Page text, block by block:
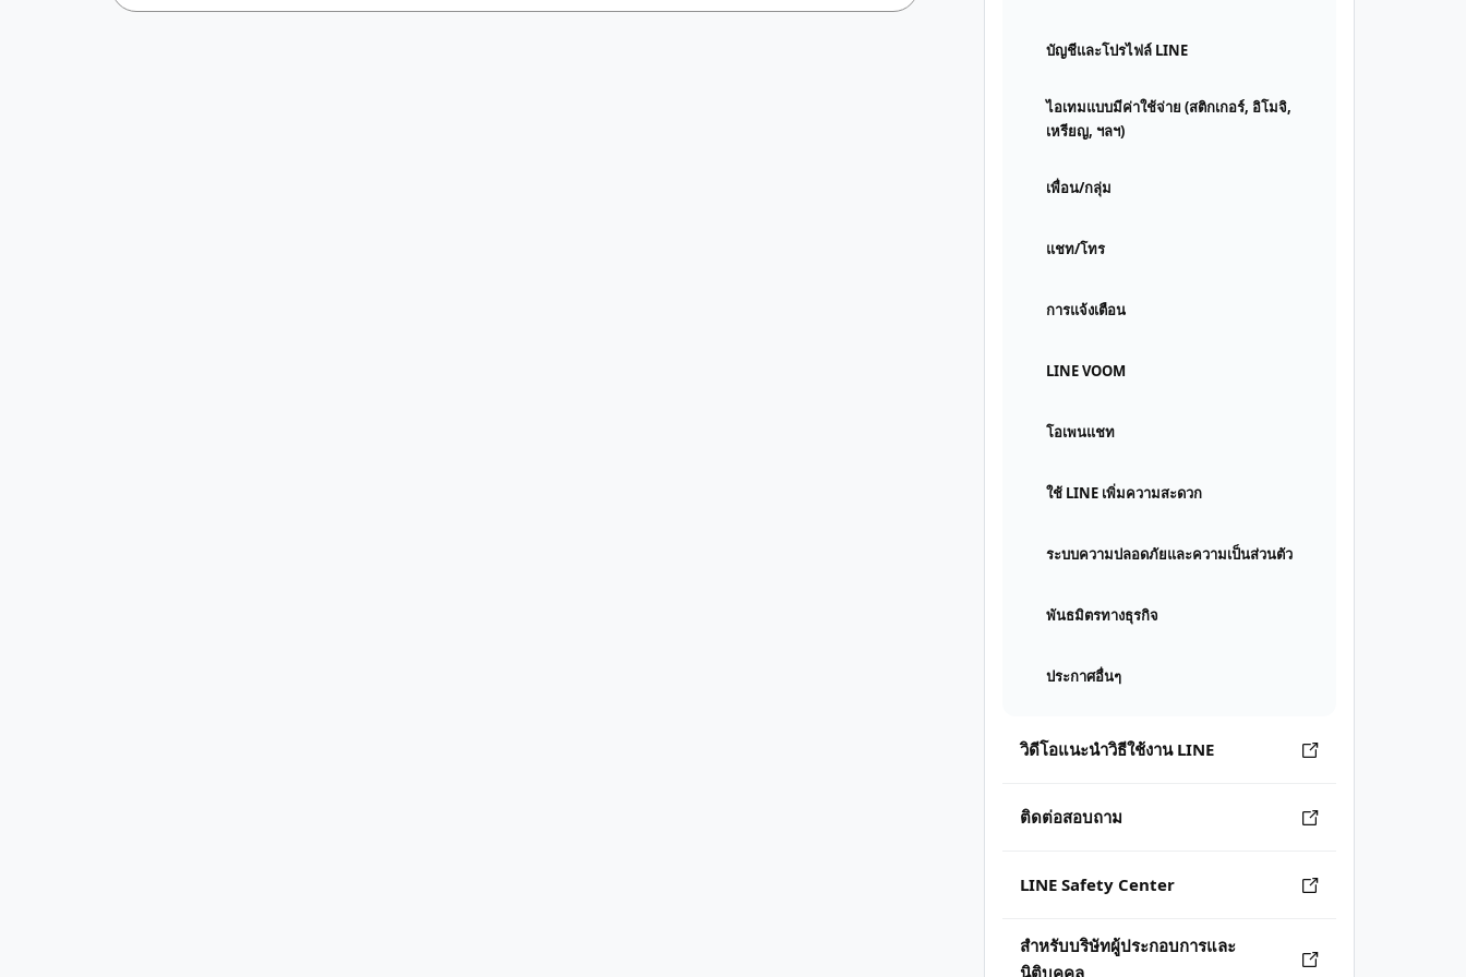
บัญชีและโปรไฟล์ LINE
ไอเทมแบบมีค่าใช้จ่าย (สติกเกอร์, อิโมจิ,
เหรียญ, ฯลฯ)
เพื่อน/กลุ่ม
แชท/โทร
การแจ้งเตือน
LINE VOOM
โอเพนแชท
ใช้ LINE เพิ่มความสะดวก
ระบบความปลอดภัยและความเป็นส่วนตัว
พันธมิตรทางธุรกิจ
ประกาศอื่นๆ
วิดีโอแนะนำวิธีใช้งาน LINE
ติดต่อสอบถาม
LINE Safety Center
สำหรับบริษัทผู้ประกอบการและ
นิติบุคคล